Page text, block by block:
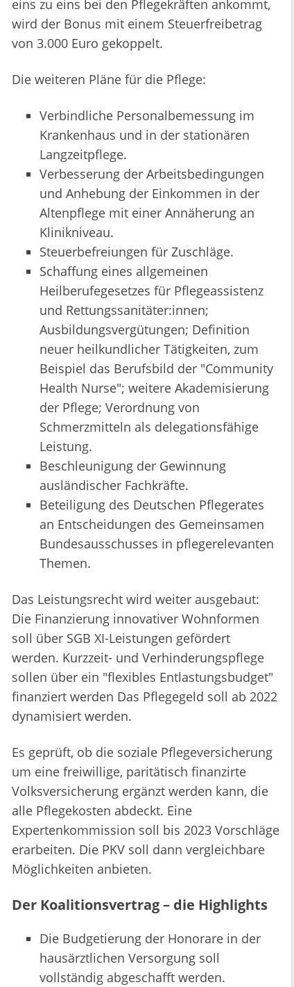
eins zu eins bei den Pflegekräften ankommt,
wird der Bonus mit einem Steuerfreibetrag
von 3.000 Euro gekoppelt.
Die weiteren Pläne für die Pflege:
Verbindliche Personalbemessung im
Krankenhaus und in der stationären
Langzeitpflege.
Verbesserung der Arbeitsbedingungen
und Anhebung der Einkommen in der
Altenpflege mit einer Annäherung an
Klinikniveau.
Steuerbefreiungen für Zuschläge.
Schaffung eines allgemeinen
Heilberufegesetzes für Pflegeassistenz
und Rettungssanitäter:innen;
Ausbildungsvergütungen; Definition
neuer heilkundlicher Tätigkeiten, zum
Beispiel das Berufsbild der "Community
Health Nurse"; weitere Akademisierung
der Pflege; Verordnung von
Schmerzmitteln als delegationsfähige
Leistung.
Beschleunigung der Gewinnung
ausländischer Fachkräfte.
Beteiligung des Deutschen Pflegerates
an Entscheidungen des Gemeinsamen
Bundesausschusses in pflegerelevanten
Themen.
Das Leistungsrecht wird weiter ausgebaut:
Die Finanzierung innovativer Wohnformen
soll über SGB XI-Leistungen gefördert
werden. Kurzzeit- und Verhinderungspflege
sollen über ein "flexibles Entlastungsbudget"
finanziert werden Das Pflegegeld soll ab 2022
dynamisiert werden.
Es geprüft, ob die soziale Pflegeversicherung
um eine freiwillige, paritätisch finanzirte
Volksversicherung ergänzt werden kann, die
alle Pflegekosten abdeckt. Eine
Expertenkommission soll bis 2023 Vorschläge
erarbeiten. Die PKV soll dann vergleichbare
Möglichkeiten anbieten.
Der Koalitionsvertrag – die Highlights
Die Budgetierung der Honorare in der
hausärztlichen Versorgung soll
vollständig abgeschafft werden.